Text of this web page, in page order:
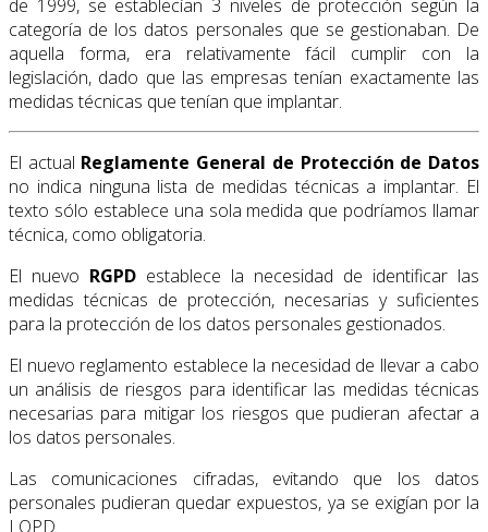
de 1999, se establecían 3 niveles de protección según la
categoría de los datos personales que se gestionaban. De
aquella forma, era relativamente fácil cumplir con la
legislación, dado que las empresas tenían exactamente las
medidas técnicas que tenían que implantar.
El actual Reglamente General de Protección de Datos
no indica ninguna lista de medidas técnicas a implantar. El
texto sólo establece una sola medida que podríamos llamar
técnica, como obligatoria.
El nuevo RGPD establece la necesidad de identificar las
medidas técnicas de protección, necesarias y suficientes
para la protección de los datos personales gestionados.
El nuevo reglamento establece la necesidad de llevar a cabo
un análisis de riesgos para identificar las medidas técnicas
necesarias para mitigar los riesgos que pudieran afectar a
los datos personales.
Las comunicaciones cifradas, evitando que los datos
personales pudieran quedar expuestos, ya se exigían por la
LOPD.